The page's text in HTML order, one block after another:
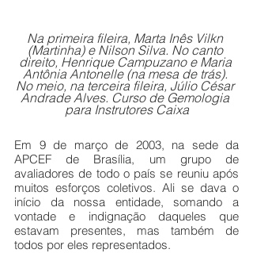
Na primeira fileira, Marta Inês Vilkn
(Martinha) e Nilson Silva. No canto
direito, Henrique Campuzano e Maria
Antônia Antonelle (na mesa de trás).
No meio, na terceira fileira, Júlio César
Andrade Alves. Curso de Gemologia
para Instrutores Caixa
Em 9 de março de 2003, na sede da
APCEF de Brasília, um grupo de
avaliadores de todo o país se reuniu após
muitos esforços coletivos. Ali se dava o
início da nossa entidade, somando a
vontade e indignação daqueles que
estavam presentes, mas também de
todos por eles representados.